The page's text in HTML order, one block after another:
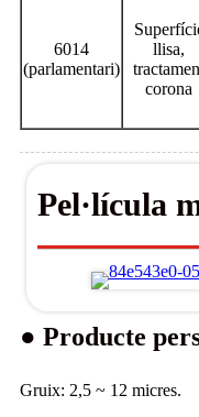
6014
(parlamentari)
llisa,
corona
Pel·lícula
● Producte
Gruix: 2,5 ~ 12 micres.